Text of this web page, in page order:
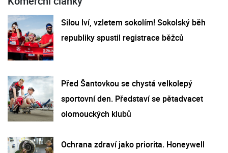
Silou lví, vzletem sokolím! Sokolský běh
republiky spustil registrace běžců
Před Šantovkou se chystá velkolepý
sportovní den. Představí se pětadvacet
olomouckých klubů
Ochrana zdraví jako priorita. Honeywell